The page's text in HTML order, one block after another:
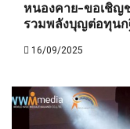
หนองคาย-ขอเชิ
รวมพลังบุญต่อทุน
16/09/2025